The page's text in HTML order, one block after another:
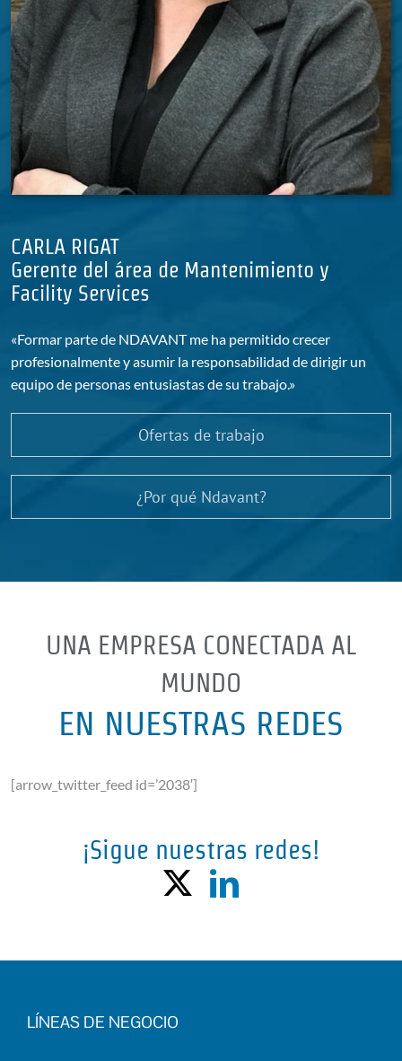
CARLA RIGAT
Gerente del área de Mantenimiento y
Facility Services
«Formar parte de NDAVANT me ha permitido crecer
profesionalmente y asumir la responsabilidad de dirigir un
equipo de personas entusiastas de su trabajo.»
Ofertas de trabajo
¿Por qué Ndavant?
UNA EMPRESA CONECTADA AL
MUNDO
EN NUESTRAS REDES
[arrow_twitter_feed id=’2038′]
¡Sigue nuestras redes!
LÍNEAS DE NEGOCIO